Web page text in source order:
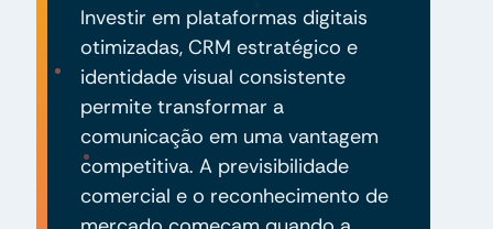
Investir em plataformas digitais
otimizadas, CRM estratégico e
identidade visual consistente
permite transformar a
comunicação em uma vantagem
competitiva. A previsibilidade
comercial e o reconhecimento de